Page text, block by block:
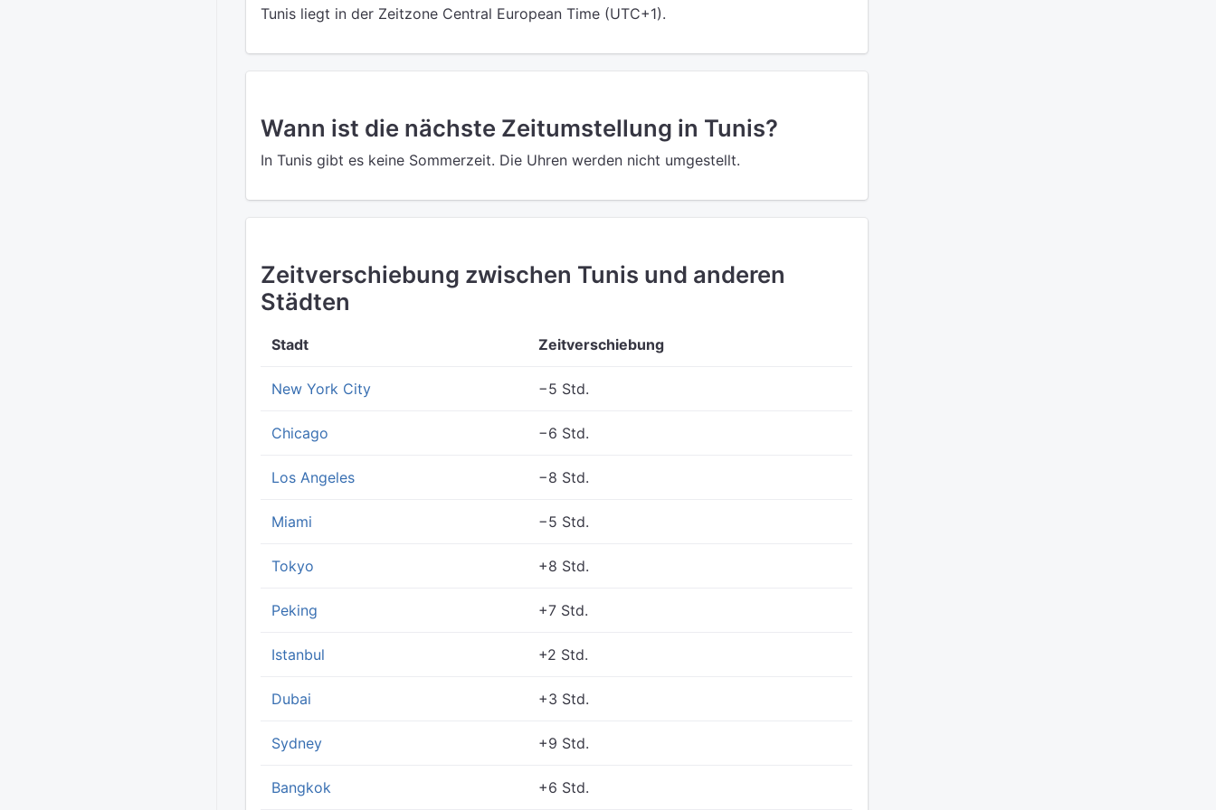
Tunis liegt in der Zeitzone Central European Time (UTC+1).
Wann ist die nächste Zeitumstellung in Tunis?
In Tunis gibt es keine Sommerzeit. Die Uhren werden nicht umgestellt.
Zeitverschiebung zwischen Tunis und anderen
Städten
Stadt Zeitverschiebung
New York City −5 Std.
Chicago −6 Std.
Los Angeles −8 Std.
Miami −5 Std.
Tokyo +8 Std.
Peking +7 Std.
Istanbul +2 Std.
Dubai +3 Std.
Sydney +9 Std.
Bangkok +6 Std.